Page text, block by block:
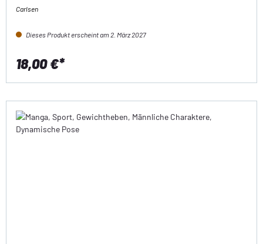
Carlsen
Dieses Produkt erscheint am 2. März 2027
18,00 €*